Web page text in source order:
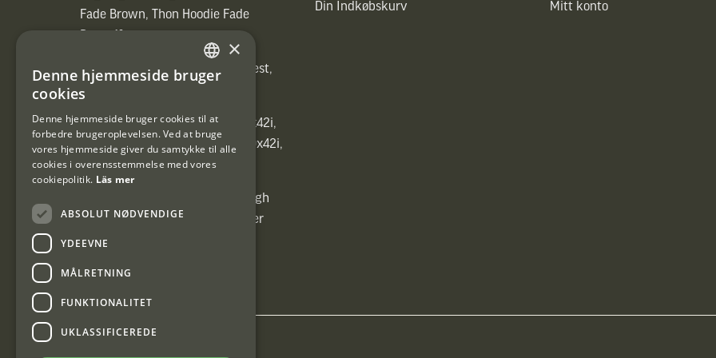
Fade Brown, Thon Hoodie Fade
[ih_use_fallback_field(Heated vest,
Heated vest)]
[ih_use_fallback_field(C6 1,7-10x42i,
6ggr förstoringsväxel!, C6 1,7-10x42i,
6ggr förstoringsväxel!)]
[ih_use_fallback_field(Carrier High
Energy Professional 15kg, Carrier
High Energy Professional 15kg)]
Din Indkøbskurv Mitt konto
SWEDISH
×
Denne hjemmeside bruger
cookies
Denne hjemmeside bruger cookies til at
forbedre brugeroplevelsen. Ved at bruge
vores hjemmeside giver du samtykke til alle
cookies i overensstemmelse med vores
cookiepolitik. Läs mer
ABSOLUT NØDVENDIGE
YDEEVNE
MÅLRETNING
FUNKTIONALITET
UKLASSIFICEREDE